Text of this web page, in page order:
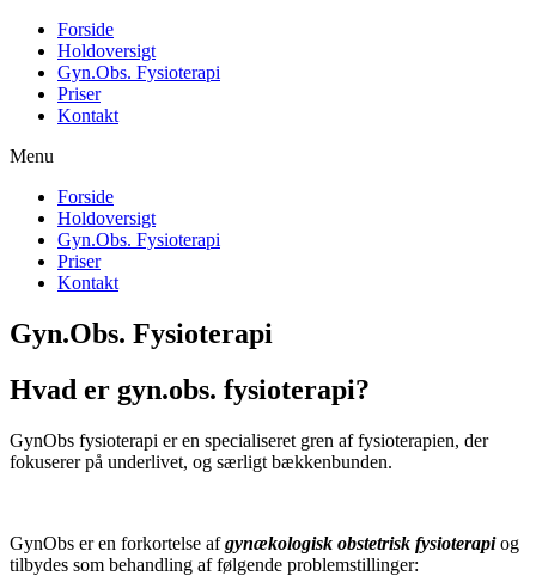
Forside
Holdoversigt
Gyn.Obs. Fysioterapi
Priser
Kontakt
Menu
Forside
Holdoversigt
Gyn.Obs. Fysioterapi
Priser
Kontakt
Gyn.Obs. Fysioterapi
Hvad er gyn.obs. fysioterapi?
GynObs fysioterapi er en specialiseret gren af fysioterapien, der
fokuserer på underlivet, og særligt bækkenbunden.
GynObs er en forkortelse afgynækologisk obstetrisk fysioterapiog
tilbydes som behandling af følgende problemstillinger: